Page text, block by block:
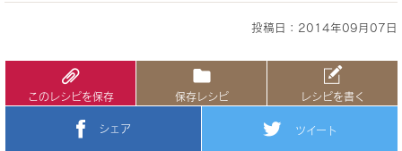
投稿日：2014年09月07日
このレシピを保存 保存レシピ レシピを書く
シェア ツイート